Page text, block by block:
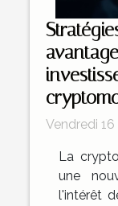
Vendredi
La
une
l'intérêt